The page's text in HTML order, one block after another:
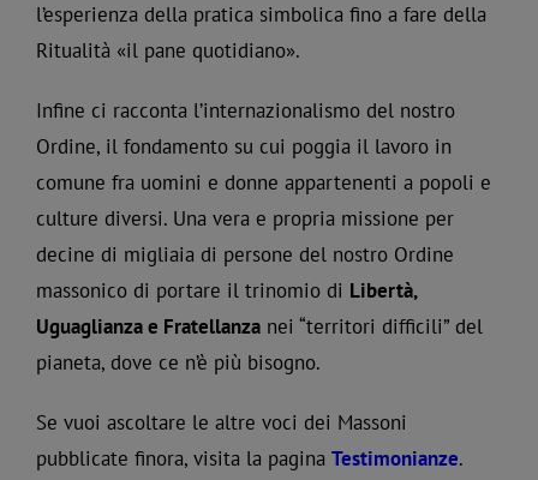
l’esperienza della pratica simbolica fino a fare della
Ritualità «il pane quotidiano».
Infine ci racconta l’internazionalismo del nostro
Ordine, il fondamento su cui poggia il lavoro in
comune fra uomini e donne appartenenti a popoli e
culture diversi. Una vera e propria missione per
decine di migliaia di persone del nostro Ordine
massonico di portare il trinomio di Libertà,
Uguaglianza e Fratellanza nei “territori difficili” del
pianeta, dove ce n’è più bisogno.
Se vuoi ascoltare le altre voci dei Massoni
pubblicate finora, visita la pagina Testimonianze.